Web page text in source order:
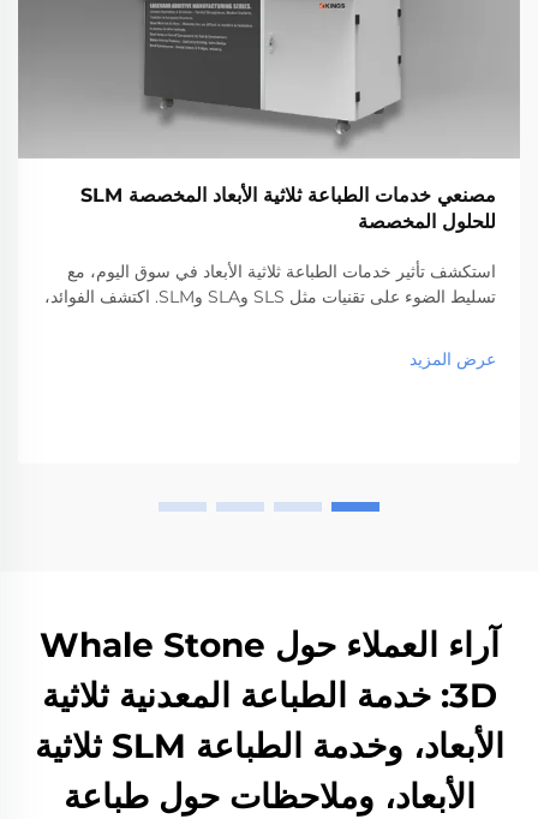
مصنعي خدمات الطباعة ثلاثية الأبعاد المخصصة SLM
للحلول المخصصة
استكشف تأثير خدمات الطباعة ثلاثية الأبعاد في سوق اليوم، مع
تسليط الضوء على تقنيات مثل SLS وSLA وSLM. اكتشف الفوائد،
السريع والاتجاهات المستقبلية في التصنيع الإضافي.
عرض المزيد
آراء العملاء حول Whale Stone
3D: خدمة الطباعة المعدنية ثلاثية
الأبعاد، وخدمة الطباعة SLM ثلاثية
الأبعاد، وملاحظات حول طباعة